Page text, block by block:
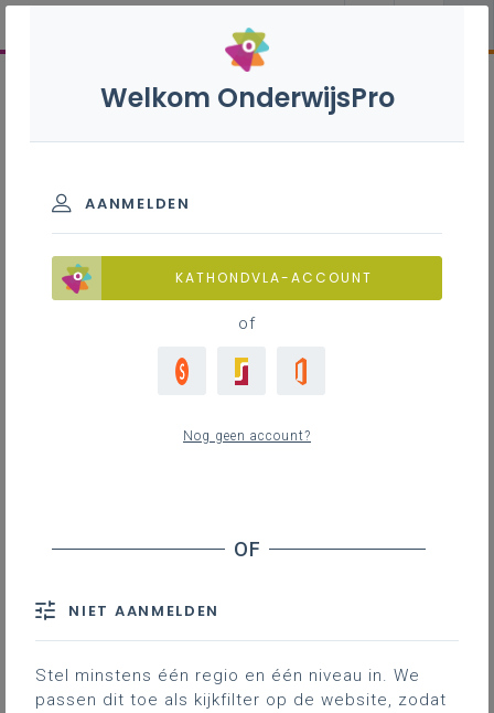
Welkom OnderwijsPro
AANMELDEN
KATHONDVLA-ACCOUNT
of
Nog geen account?
NIET AANMELDEN
Stel minstens één regio en één niveau in. We
passen dit toe als kijkfilter op de website, zodat